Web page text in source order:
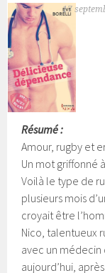
17
Résumé :
Amour, rugby et
Un mot griffonné
Voilà le type de
plusieurs mois
croyait être
Nico, talentueux
avec un
aujourd’hui,